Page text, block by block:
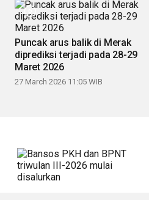
Puncak arus balik di Merak
diprediksi terjadi pada 28-29
Maret 2026
27 March 2026 11:05 WIB